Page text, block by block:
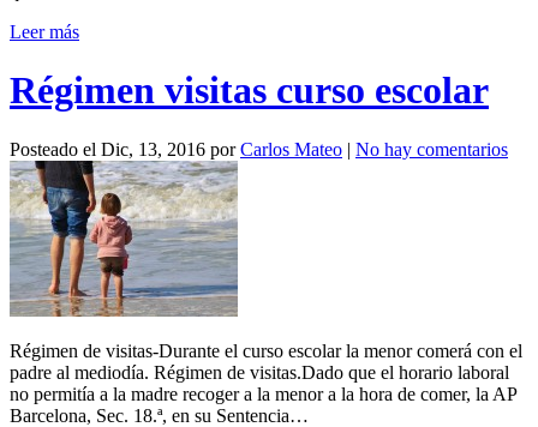
Leer más
Régimen visitas curso escolar
Posteado el Dic, 13, 2016 porCarlos Mateo | No hay comentarios
Régimen de visitas-Durante el curso escolar la menor comerá con el
padre al mediodía. Régimen de visitas.Dado que el horario laboral
no permitía a la madre recoger a la menor a la hora de comer, la AP
Barcelona, Sec. 18.ª, en su Sentencia…